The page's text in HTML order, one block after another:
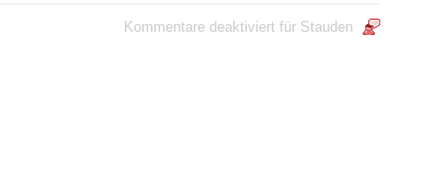
Kommentare deaktiviert für Stauden